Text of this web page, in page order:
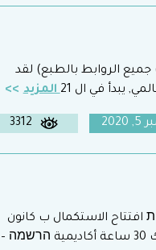
21.9 من كل سنة. (تم تحديث جميع الروابط بالطبع) لقد
يبدأ في ال 21
المزيد
3312
מקוונת ומוכרת לגמול של 30 שעות אקדמיות افتتاح الاستكمال ب كانون
اول (ديسمبر) 2020 دورة استكمال شبكية معترف بها كدورة استكمال تمنح المشارك 30 ساعة أكاديمية הרשמה –